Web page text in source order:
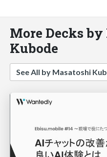
More Decks
Kubode
See All by Masatoshi